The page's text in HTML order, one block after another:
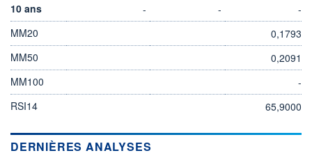
10 ans
- -
-
MM20
0,1793
MM50
0,2091
MM100
-
RSI14
65,9000
DERNIÈRES ANALYSES